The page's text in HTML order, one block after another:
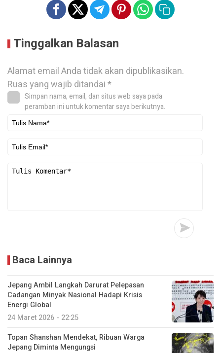
Tinggalkan Balasan
Alamat email Anda tidak akan dipublikasikan.
Ruas yang wajib ditandai*
Simpan nama, email, dan situs web saya pada
peramban ini untuk komentar saya berikutnya.
Baca Lainnya
Jepang Ambil Langkah Darurat Pelepasan
Cadangan Minyak Nasional Hadapi Krisis
Energi Global
24 Maret 2026 - 22:25
Topan Shanshan Mendekat, Ribuan Warga
Jepang Diminta Mengungsi